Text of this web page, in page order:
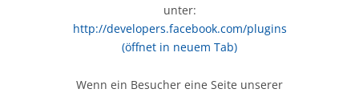
unter:
http://developers.facebook.com/plugins
(öffnet in neuem Tab)
Wenn ein Besucher eine Seite unserer